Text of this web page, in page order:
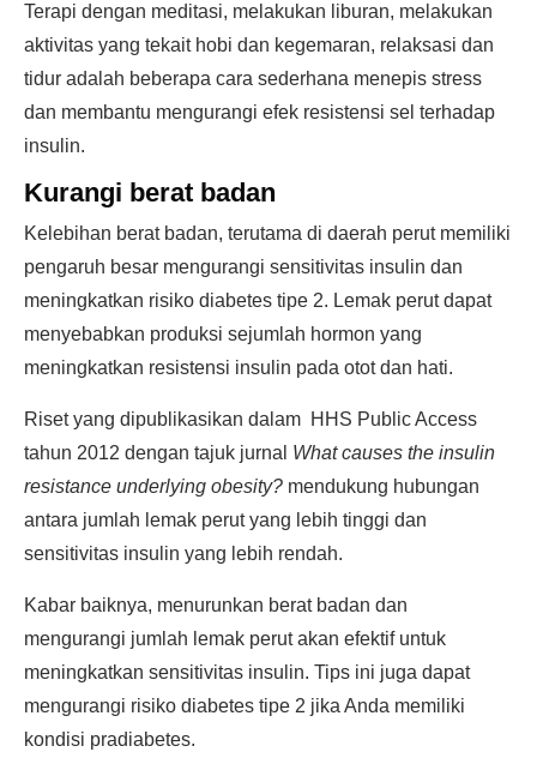
Terapi dengan meditasi, melakukan liburan, melakukan
aktivitas yang tekait hobi dan kegemaran, relaksasi dan
tidur adalah beberapa cara sederhana menepis stress
dan membantu mengurangi efek resistensi sel terhadap
insulin.
Kurangi berat badan
Kelebihan berat badan, terutama di daerah perut memiliki
pengaruh besar mengurangi sensitivitas insulin dan
meningkatkan risiko diabetes tipe 2. Lemak perut dapat
menyebabkan produksi sejumlah hormon yang
meningkatkan resistensi insulin pada otot dan hati.
Riset yang dipublikasikan dalam HHS Public Access
tahun 2012 dengan tajuk jurnal What causes the insulin
resistance underlying obesity? mendukung hubungan
antara jumlah lemak perut yang lebih tinggi dan
sensitivitas insulin yang lebih rendah.
Kabar baiknya, menurunkan berat badan dan
mengurangi jumlah lemak perut akan efektif untuk
meningkatkan sensitivitas insulin. Tips ini juga dapat
mengurangi risiko diabetes tipe 2 jika Anda memiliki
kondisi pradiabetes.